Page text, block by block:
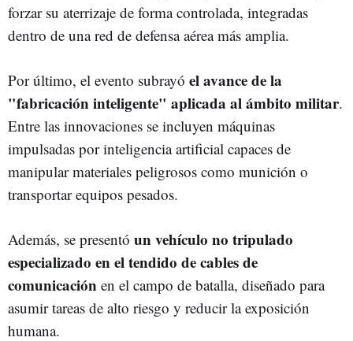
forzar su aterrizaje de forma controlada, integradas
dentro de una red de defensa aérea más amplia.
Por último, el evento subrayó el avance de la
"fabricación inteligente" aplicada al ámbito militar.
Entre las innovaciones se incluyen máquinas
impulsadas por inteligencia artificial capaces de
manipular materiales peligrosos como munición o
transportar equipos pesados.
Además, se presentó un vehículo no tripulado
especializado en el tendido de cables de
comunicación en el campo de batalla, diseñado para
asumir tareas de alto riesgo y reducir la exposición
humana.